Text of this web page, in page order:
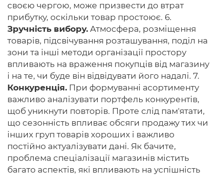
своєю чергою, може призвести до втрат
прибутку, оскільки товар простоює. 6.
Зручність вибору. Атмосфера, розміщення
товарів, підсвічування розташування, поділ на
зони та інші методи організації простору
впливають на враження покупців від магазину
і на те, чи буде він відвідувати його надалі. 7.
Конкуренція. При формуванні асортименту
важливо аналізувати портфель конкурентів,
щоб уникнути повторів. Проте слід пам'ятати,
що сезонність впливає обсяги продажу тих чи
інших груп товарів хороших і важливо
постійно актуалізувати дані. Як бачите,
проблема спеціалізації магазинів містить
багато аспектів, які впливають на успішність